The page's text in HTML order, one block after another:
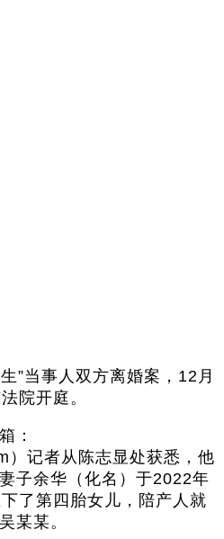
当事人双方离婚案，12月
院开庭。
：
记者从陈志显处获悉，他
子余华（化名）于2022年
了第四胎女儿，陪产人就
某某。